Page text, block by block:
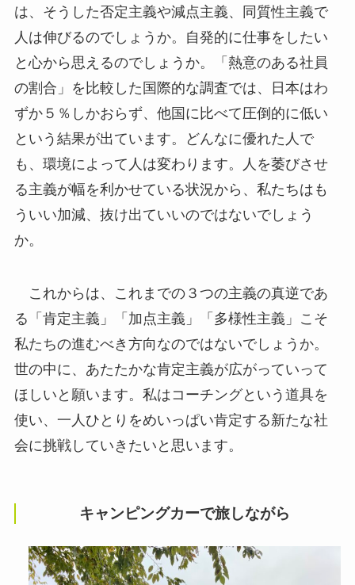
は、そうした否定主義や減点主義、同質性主義で
人は伸びるのでしょうか。自発的に仕事をしたい
と心から思えるのでしょうか。「熱意のある社員
の割合」を比較した国際的な調査では、日本はわ
ずか５％しかおらず、他国に比べて圧倒的に低い
という結果が出ています。どんなに優れた人で
も、環境によって人は変わります。人を萎びさせ
る主義が幅を利かせている状況から、私たちはも
ういい加減、抜け出ていいのではないでしょう
か。
これからは、これまでの３つの主義の真逆であ
る「肯定主義」「加点主義」「多様性主義」こそ
私たちの進むべき方向なのではないでしょうか。
世の中に、あたたかな肯定主義が広がっていって
ほしいと願います。私はコーチングという道具を
使い、一人ひとりをめいっぱい肯定する新たな社
会に挑戦していきたいと思います。
キャンピングカーで旅しながら